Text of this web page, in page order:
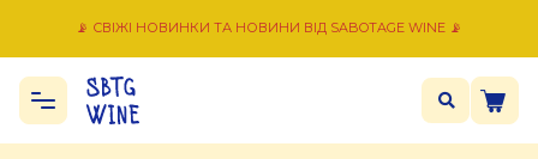
📡 СВІЖІ НОВИНКИ ТА НОВИНИ ВІД SABOTAGE WINE 📡